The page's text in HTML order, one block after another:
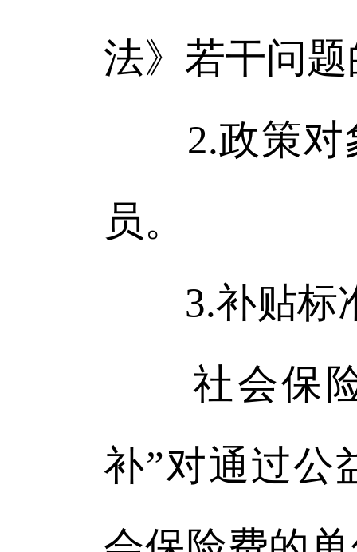
法》若干问
2.政策对象
员。
3.补贴标
社会保险
补”对通过公